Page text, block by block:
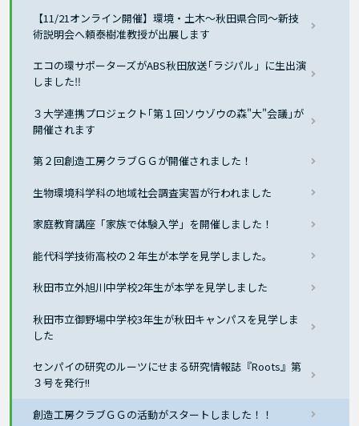
【11/21オンライン開催】環境・土木～秋田県合同～新技
術説明会へ頼泰樹准教授が出展します
エコの環サポーターズがABS秋田放送｢ラジパル」に生出演
しました‼
３大学連携プロジェクト｢第１回ソウゾウの森"大"会議｣が
開催されます
第２回創造工房クラブＧＧが開催されました！
生物環境科学科の地域社会調査実習が行われました
家庭教育講座「家族で体験入学」を開催しました！
能代科学技術高校の２年生が本学を見学しました。
秋田市立外旭川中学校2年生が本学を見学しました
秋田市立御野場中学校3年生が秋田キャンパスを見学しま
した
センパイの研究のルーツにせまる研究情報誌『Roots』第
３号を発行!!
創造工房クラブＧＧの活動がスタートしました！！